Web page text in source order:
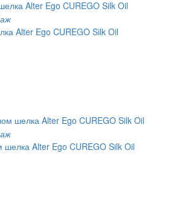
Alter Ego CUREGO Silk Oil
Alter Ego CUREGO Silk Oil